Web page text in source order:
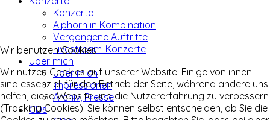
Konzerte
Alphorn in Kombination
Vergangene Auftritte
Livestream-Konzerte
Über mich
Über mich
Impressionen
Archiv, Presse
CDs
Wir benutzen Cookies
Wir nutzen Cookies auf unserer Website. Einige von ihnen
sind essenziell für den Betrieb der Seite, während andere uns
helfen, diese Website und die Nutzererfahrung zu verbessern
(Tracking Cookies). Sie können selbst entscheiden, ob Sie die